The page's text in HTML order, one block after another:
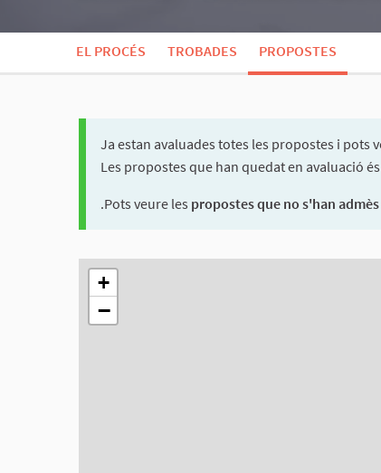
EL PROCÉS TROBADES PROPOSTES
Ja estan avaluades totes les propostes i pots
Les propostes que han quedat en avaluació
.Pots veure les propostes que no s'han admès
El següent element és un mapa que presenta
+
−